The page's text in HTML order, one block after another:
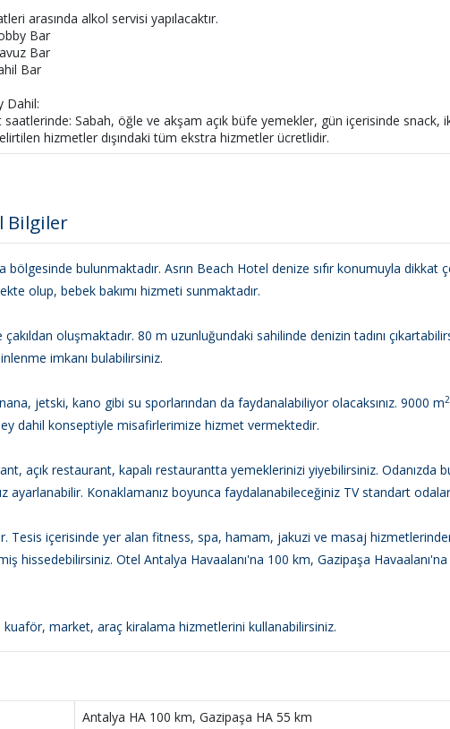
arasında alkol servisi yapılacaktır.
Bar
Bar
Bar
Dahil:
Sabah, öğle ve akşam açık büfe yemekler, gün içerisinde
hizmetler dışındaki tüm ekstra hizmetler ücretlidir.
Bilgiler
bölgesinde bulunmaktadır. Asrın Beach Hotel denize sıfır konumuyla dikkat
olup, bebek bakımı hizmeti sunmaktadır.
oluşmaktadır. 80 m uzunluğundaki sahilinde denizin tadını
imkanı bulabilirsiniz.
jetski, kano gibi su sporlarından da faydanalabiliyor olacaksınız. 9000 m2
dahil konseptiyle misafirlerimize hizmet vermektedir.
açık restaurant, kapalı restaurantta yemeklerinizi yiyebilirsiniz. Odanızda
ayarlanabilir. Konaklamanız boyunca faydalanabileceğiniz TV standart
Tesis içerisinde yer alan fitness, spa, hamam, jakuzi ve masaj
hissedebilirsiniz. Otel Antalya Havaalanı'na 100 km, Gazipaşa
kuaför, market, araç kiralama hizmetlerini kullanabilirsiniz.
Antalya HA 100 km, Gazipaşa HA 55 km